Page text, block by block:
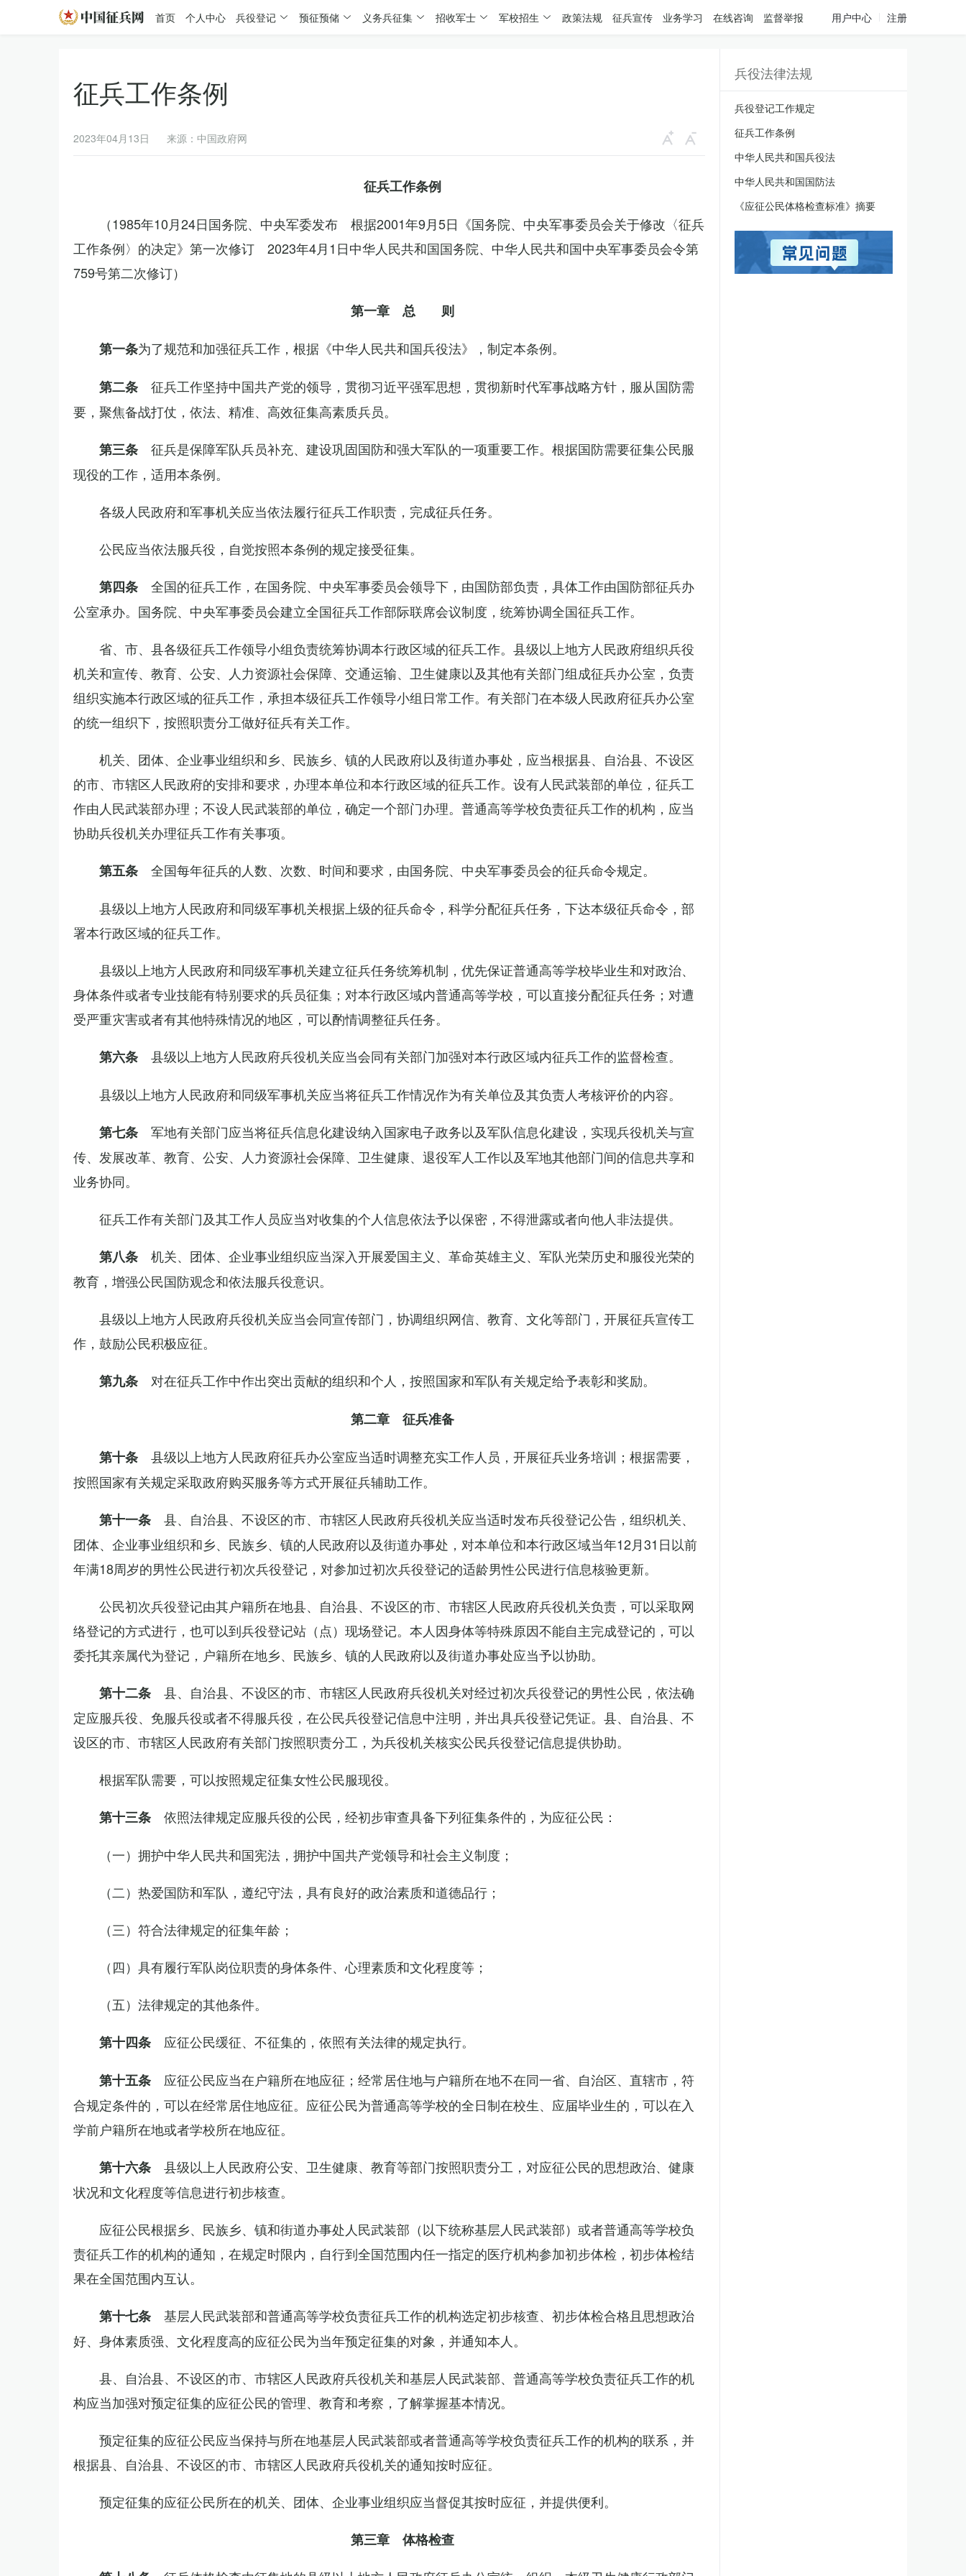
首页 个人中心 兵役登记 预征预储 义务兵征集 招收军士 军校招生 政策法规 征兵宣传 业务学习 在线咨询 监督举报 用户中心 注册
征兵工作条例
2023年04月13日 来源：中国政府网
征兵工作条例
（1985年10月24日国务院、中央军委发布 根据2001年9月5日《国务院、中央军事委员会关于修改〈征兵
工作条例〉的决定》第一次修订 2023年4月1日中华人民共和国国务院、中华人民共和国中央军事委员会令第
759号第二次修订）
第一章 总 则
第一条为了规范和加强征兵工作，根据《中华人民共和国兵役法》，制定本条例。
第二条 征兵工作坚持中国共产党的领导，贯彻习近平强军思想，贯彻新时代军事战略方针，服从国防需
要，聚焦备战打仗，依法、精准、高效征集高素质兵员。
第三条 征兵是保障军队兵员补充、建设巩固国防和强大军队的一项重要工作。根据国防需要征集公民服
现役的工作，适用本条例。
各级人民政府和军事机关应当依法履行征兵工作职责，完成征兵任务。
公民应当依法服兵役，自觉按照本条例的规定接受征集。
第四条 全国的征兵工作，在国务院、中央军事委员会领导下，由国防部负责，具体工作由国防部征兵办
公室承办。国务院、中央军事委员会建立全国征兵工作部际联席会议制度，统筹协调全国征兵工作。
省、市、县各级征兵工作领导小组负责统筹协调本行政区域的征兵工作。县级以上地方人民政府组织兵役
机关和宣传、教育、公安、人力资源社会保障、交通运输、卫生健康以及其他有关部门组成征兵办公室，负责
组织实施本行政区域的征兵工作，承担本级征兵工作领导小组日常工作。有关部门在本级人民政府征兵办公室
的统一组织下，按照职责分工做好征兵有关工作。
机关、团体、企业事业组织和乡、民族乡、镇的人民政府以及街道办事处，应当根据县、自治县、不设区
的市、市辖区人民政府的安排和要求，办理本单位和本行政区域的征兵工作。设有人民武装部的单位，征兵工
作由人民武装部办理；不设人民武装部的单位，确定一个部门办理。普通高等学校负责征兵工作的机构，应当
协助兵役机关办理征兵工作有关事项。
第五条 全国每年征兵的人数、次数、时间和要求，由国务院、中央军事委员会的征兵命令规定。
县级以上地方人民政府和同级军事机关根据上级的征兵命令，科学分配征兵任务，下达本级征兵命令，部
署本行政区域的征兵工作。
县级以上地方人民政府和同级军事机关建立征兵任务统筹机制，优先保证普通高等学校毕业生和对政治、
身体条件或者专业技能有特别要求的兵员征集；对本行政区域内普通高等学校，可以直接分配征兵任务；对遭
受严重灾害或者有其他特殊情况的地区，可以酌情调整征兵任务。
第六条 县级以上地方人民政府兵役机关应当会同有关部门加强对本行政区域内征兵工作的监督检查。
县级以上地方人民政府和同级军事机关应当将征兵工作情况作为有关单位及其负责人考核评价的内容。
第七条 军地有关部门应当将征兵信息化建设纳入国家电子政务以及军队信息化建设，实现兵役机关与宣
传、发展改革、教育、公安、人力资源社会保障、卫生健康、退役军人工作以及军地其他部门间的信息共享和
业务协同。
征兵工作有关部门及其工作人员应当对收集的个人信息依法予以保密，不得泄露或者向他人非法提供。
第八条 机关、团体、企业事业组织应当深入开展爱国主义、革命英雄主义、军队光荣历史和服役光荣的
教育，增强公民国防观念和依法服兵役意识。
县级以上地方人民政府兵役机关应当会同宣传部门，协调组织网信、教育、文化等部门，开展征兵宣传工
作，鼓励公民积极应征。
第九条 对在征兵工作中作出突出贡献的组织和个人，按照国家和军队有关规定给予表彰和奖励。
第二章 征兵准备
第十条 县级以上地方人民政府征兵办公室应当适时调整充实工作人员，开展征兵业务培训；根据需要，
按照国家有关规定采取政府购买服务等方式开展征兵辅助工作。
第十一条 县、自治县、不设区的市、市辖区人民政府兵役机关应当适时发布兵役登记公告，组织机关、
团体、企业事业组织和乡、民族乡、镇的人民政府以及街道办事处，对本单位和本行政区域当年12月31日以前
年满18周岁的男性公民进行初次兵役登记，对参加过初次兵役登记的适龄男性公民进行信息核验更新。
公民初次兵役登记由其户籍所在地县、自治县、不设区的市、市辖区人民政府兵役机关负责，可以采取网
络登记的方式进行，也可以到兵役登记站（点）现场登记。本人因身体等特殊原因不能自主完成登记的，可以
委托其亲属代为登记，户籍所在地乡、民族乡、镇的人民政府以及街道办事处应当予以协助。
第十二条 县、自治县、不设区的市、市辖区人民政府兵役机关对经过初次兵役登记的男性公民，依法确
定应服兵役、免服兵役或者不得服兵役，在公民兵役登记信息中注明，并出具兵役登记凭证。县、自治县、不
设区的市、市辖区人民政府有关部门按照职责分工，为兵役机关核实公民兵役登记信息提供协助。
根据军队需要，可以按照规定征集女性公民服现役。
第十三条 依照法律规定应服兵役的公民，经初步审查具备下列征集条件的，为应征公民：
（一）拥护中华人民共和国宪法，拥护中国共产党领导和社会主义制度；
（二）热爱国防和军队，遵纪守法，具有良好的政治素质和道德品行；
（三）符合法律规定的征集年龄；
（四）具有履行军队岗位职责的身体条件、心理素质和文化程度等；
（五）法律规定的其他条件。
第十四条 应征公民缓征、不征集的，依照有关法律的规定执行。
第十五条 应征公民应当在户籍所在地应征；经常居住地与户籍所在地不在同一省、自治区、直辖市，符
合规定条件的，可以在经常居住地应征。应征公民为普通高等学校的全日制在校生、应届毕业生的，可以在入
学前户籍所在地或者学校所在地应征。
第十六条 县级以上人民政府公安、卫生健康、教育等部门按照职责分工，对应征公民的思想政治、健康
状况和文化程度等信息进行初步核查。
应征公民根据乡、民族乡、镇和街道办事处人民武装部（以下统称基层人民武装部）或者普通高等学校负
责征兵工作的机构的通知，在规定时限内，自行到全国范围内任一指定的医疗机构参加初步体检，初步体检结
果在全国范围内互认。
第十七条 基层人民武装部和普通高等学校负责征兵工作的机构选定初步核查、初步体检合格且思想政治
好、身体素质强、文化程度高的应征公民为当年预定征集的对象，并通知本人。
县、自治县、不设区的市、市辖区人民政府兵役机关和基层人民武装部、普通高等学校负责征兵工作的机
构应当加强对预定征集的应征公民的管理、教育和考察，了解掌握基本情况。
预定征集的应征公民应当保持与所在地基层人民武装部或者普通高等学校负责征兵工作的机构的联系，并
根据县、自治县、不设区的市、市辖区人民政府兵役机关的通知按时应征。
预定征集的应征公民所在的机关、团体、企业事业组织应当督促其按时应征，并提供便利。
第三章 体格检查
兵役法律法规
兵役登记工作规定
征兵工作条例
中华人民共和国兵役法
中华人民共和国国防法
《应征公民体格检查标准》摘要